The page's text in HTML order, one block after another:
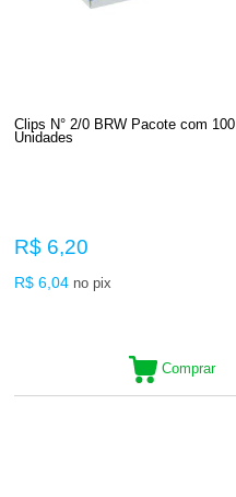
Clips N° 2/0 BRW Pacote com 100
Unidades
R$ 6,20
R$ 6,04 no pix
Comprar